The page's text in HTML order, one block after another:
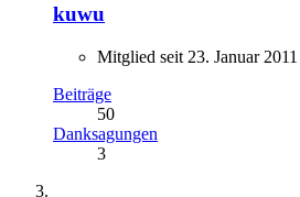
kuwu
Mitglied seit 23. Januar 2011
Beiträge
50
Danksagungen
3